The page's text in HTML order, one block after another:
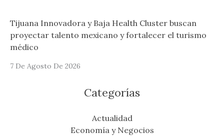
Tijuana Innovadora y Baja Health Cluster buscan
proyectar talento mexicano y fortalecer el turismo
médico
7 De Agosto De 2026
Categorías
Actualidad
Economía y Negocios